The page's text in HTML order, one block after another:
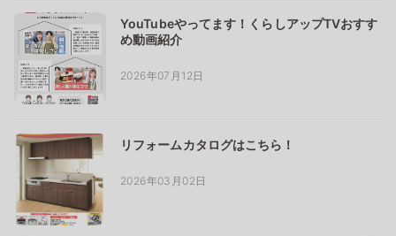
YouTubeやってます！くらしアップTVおすす
め動画紹介
2026年07月12日
リフォームカタログはこちら！
2026年03月02日